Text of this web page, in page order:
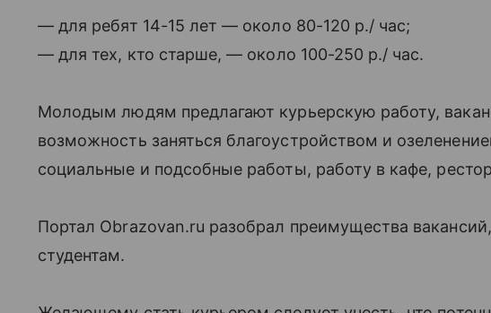
— для ребят 14-15 лет — около 80-120 р./ час;
— для тех, кто старше, — около 100-250 р./ час.
Молодым людям предлагают курьерскую работу,
возможность заняться благоустройством и
социальные и подсобные работы, работу в кафе,
Портал Obrazovan.ru разобрал преимущества
студентам.